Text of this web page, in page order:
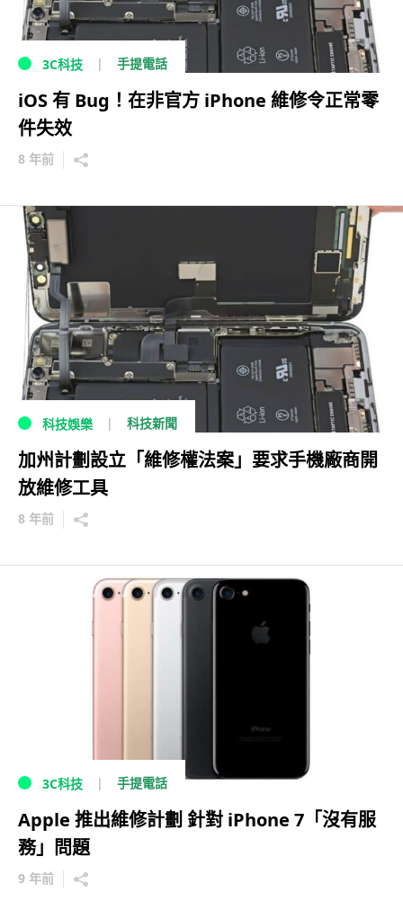
3C科技 手提電話
iOS 有 Bug！在非官方 iPhone 維修令正常零
件失效
8 年前
科技娛樂 科技新聞
加州計劃設立「維修權法案」要求手機廠商開
放維修工具
8 年前
3C科技 手提電話
Apple 推出維修計劃 針對 iPhone 7「沒有服
務」問題
9 年前